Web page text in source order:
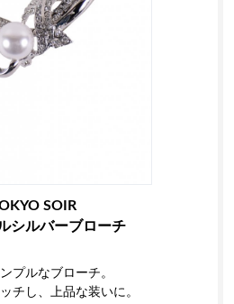
SOIR
シルバーブローチ
プルなブローチ。
チし、上品な装いに。